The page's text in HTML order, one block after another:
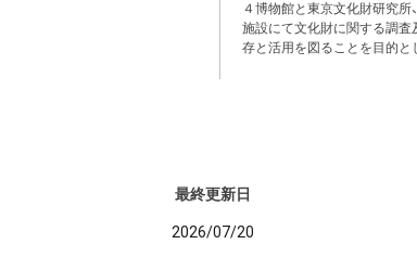
４博物館と東京文化財研究所
施設にて文化財に関する調査
存と活用を図ることを目的と
最終更新日
2026/07/20